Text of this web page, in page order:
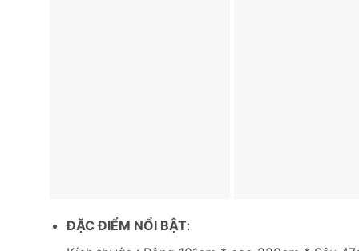
ĐẶC ĐIỂM NỔI BẬT: